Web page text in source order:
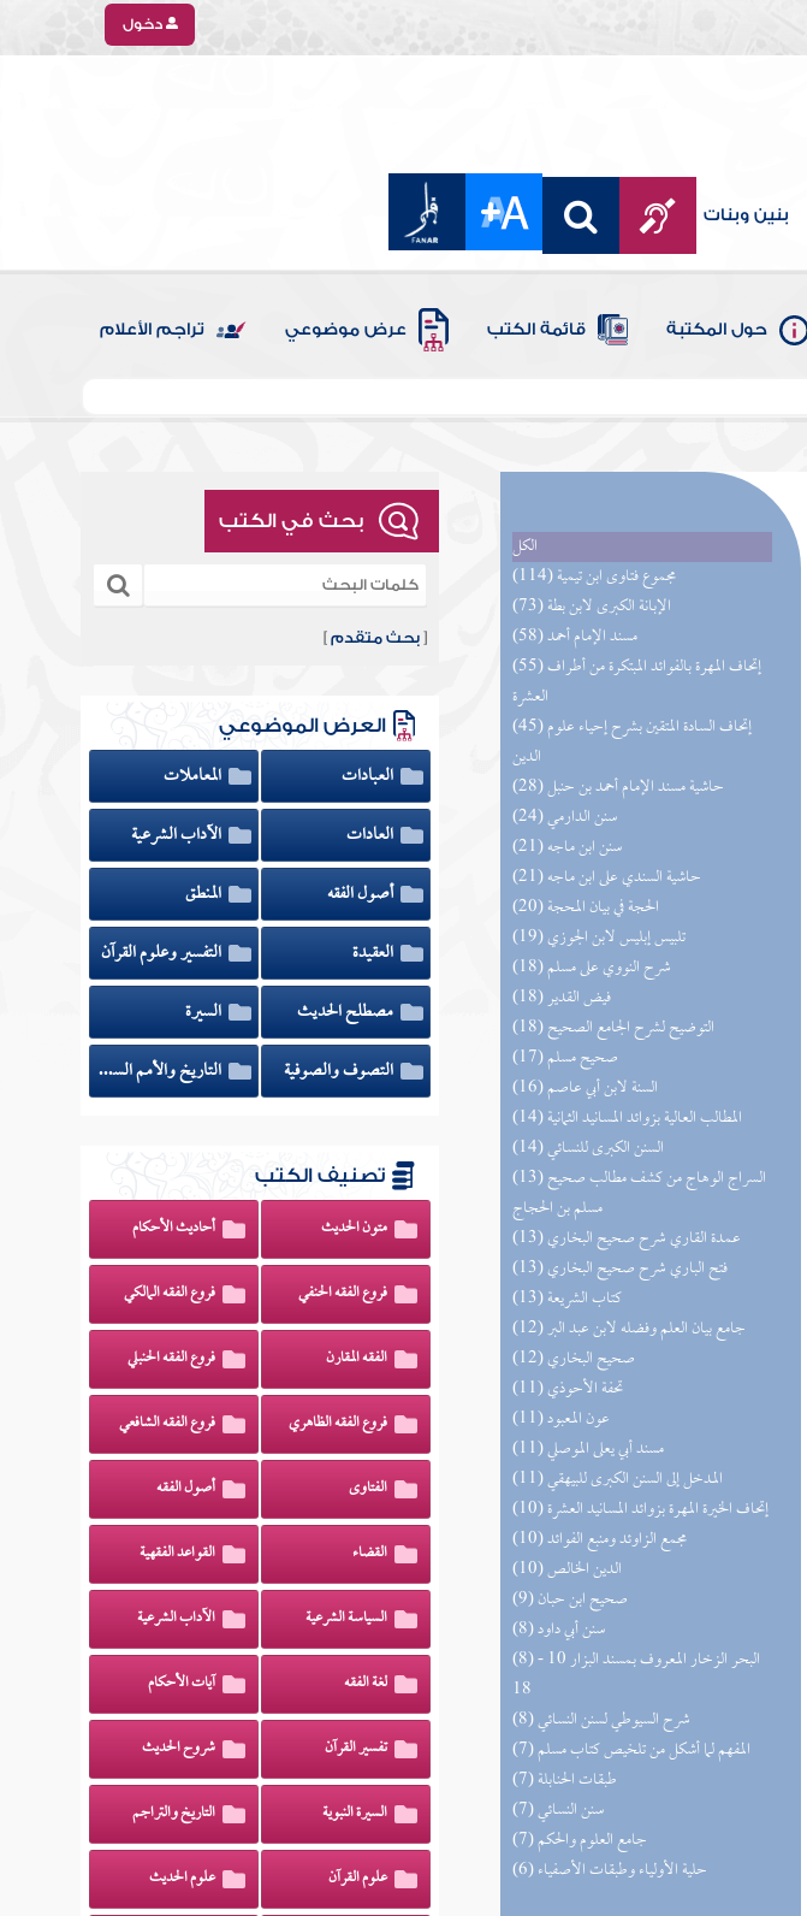
دخول
بنين وبنات
حول المكتبة قائمة الكتب عرض موضوعي تراجم الأعلام
الكل
(114) مجموع فتاوى ابن تيمية
(73) الإبانة الكبرى لابن بطة
(58) مسند الإمام أحمد
(55) إتحاف المهرة بالفوائد المبتكرة من أطراف
العشرة
(45) إتحاف السادة المتقين بشرح إحياء علوم
الدين
(28) حاشية مسند الإمام أحمد بن حنبل
(24) سنن الدارمي
(21) سنن ابن ماجه
(21) حاشية السندي على ابن ماجه
(20) الحجة في بيان المحجة
(19) تلبيس إبليس لابن الجوزي
(18) شرح النووي على مسلم
(18) فيض القدير
(18) التوضيح لشرح الجامع الصحيح
(17) صحيح مسلم
(16) السنة لابن أبي عاصم
(14) المطالب العالية بزوائد المسانيد الثمانية
(14) السنن الكبرى للنسائي
(13) السراج الوهاج من كشف مطالب صحيح
مسلم بن الحجاج
(13) عمدة القاري شرح صحيح البخاري
(13) فتح الباري شرح صحيح البخاري
(13) كتاب الشريعة
(12) جامع بيان العلم وفضله لابن عبد البر
(12) صحيح البخاري
(11) تحفة الأحوذي
(11) عون المعبود
(11) مسند أبي يعلى الموصلي
(11) المدخل إلى السنن الكبرى للبيهقي
(10) إتحاف الخيرة المهرة بزوائد المسانيد العشرة
(10) مجمع الزاوئد ومنبع الفوائد
(10) الدين الخالص
(9) صحيح ابن حبان
(8) سنن أبي داود
(8) البحر الزخار المعروف بمسند البزار 10 -
18
(8) شرح السيوطي لسنن النسائي
(7) المفهم لما أشكل من تلخيص كتاب مسلم
(7) طبقات الحنابلة
(7) سنن النسائي
(7) جامع العلوم والحكم
(6) حلية الأولياء وطبقات الأصفياء
بحث في الكتب
[بحث متقدم ]
العرض الموضوعي
العبادات
المعاملات
العادات
الآداب الشرعية
أصول الفقه
المنطق
العقيدة
التفسير وعلوم القرآن
مصطلح الحديث
السيرة
التصوف والصوفية
التاريخ والأمم السابقة
تصنيف الكتب
متون الحديث أحاديث الأحكام
فروع الفقه الحنفي فروع الفقه المالكي
الفقه المقارن فروع الفقه الحنبلي
فروع الفقه الظاهري فروع الفقه الشافعي
الفتاوى أصول الفقه
القضاء القواعد الفقهية
السياسة الشرعية الآداب الشرعية
لغة الفقه آيات الأحكام
تفسير القرآن شروح الحديث
السيرة النبوية التاريخ والتراجم
علوم القرآن علوم الحديث